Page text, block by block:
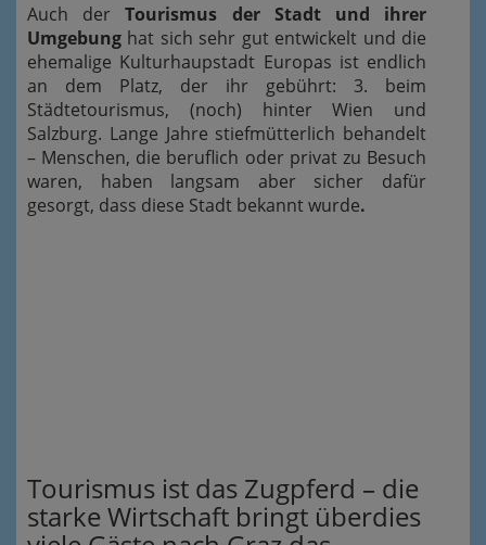
Auch derTourismus der Stadt und ihrer
Umgebung hat sich sehr gut entwickelt und die
ehemalige Kulturhaupstadt Europas ist endlich
an dem Platz, der ihr gebührt: 3. beim
Städtetourismus, (noch) hinter Wien und
Salzburg. Lange Jahre stiefmütterlich behandelt
– Menschen, die beruflich oder privat zu Besuch
waren, haben langsam aber sicher dafür
gesorgt, dass diese Stadt bekannt wurde.
Tourismus ist das Zugpferd – die
starke Wirtschaft bringt überdies